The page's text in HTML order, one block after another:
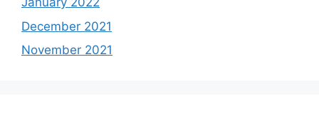
December 2021
November 2021